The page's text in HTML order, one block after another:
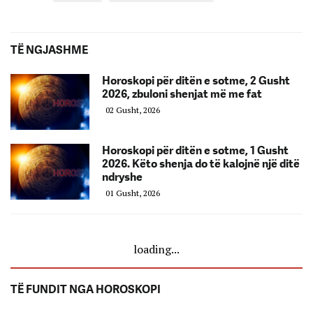
TË NGJASHME
Horoskopi për ditën e sotme, 2 Gusht
2026, zbuloni shenjat më me fat
02 Gusht, 2026
Horoskopi për ditën e sotme, 1 Gusht
2026. Këto shenja do të kalojnë një ditë
ndryshe
01 Gusht, 2026
loading...
TË FUNDIT NGA HOROSKOPI